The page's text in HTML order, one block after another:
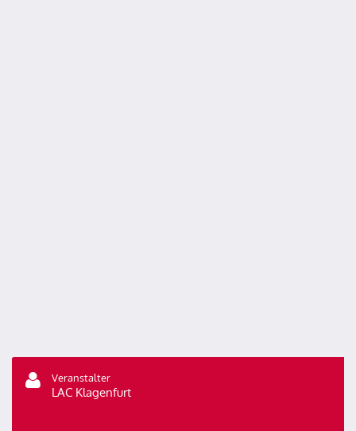
Veranstalter
LAC Klagenfurt